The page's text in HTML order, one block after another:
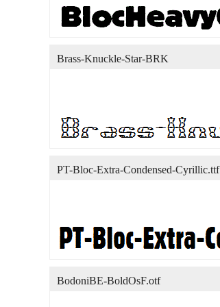
Brass-Knuckle-Star-BRK
PT-Bloc-Extra-Condensed-Cyrillic.ttf
BodoniBE-BoldOsF.otf